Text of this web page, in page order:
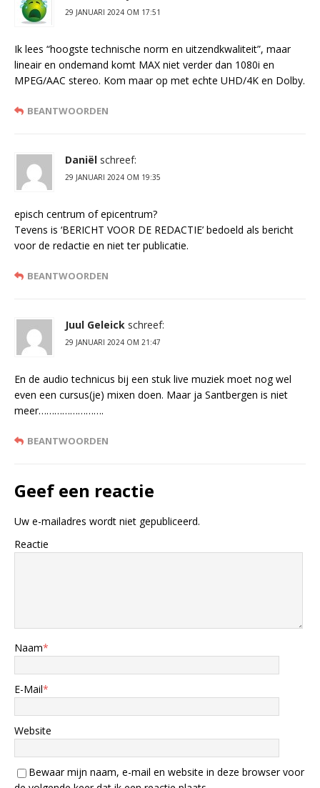
29 JANUARI 2024 OM 17:51
Ik lees “hoogste technische norm en uitzendkwaliteit”, maar
lineair en ondemand komt MAX niet verder dan 1080i en
MPEG/AAC stereo. Kom maar op met echte UHD/4K en Dolby.
BEANTWOORDEN
Daniël schreef:
29 JANUARI 2024 OM 19:35
episch centrum of epicentrum?
Tevens is ‘BERICHT VOOR DE REDACTIE’ bedoeld als bericht
voor de redactie en niet ter publicatie.
BEANTWOORDEN
Juul Geleick schreef:
29 JANUARI 2024 OM 21:47
En de audio technicus bij een stuk live muziek moet nog wel
even een cursus(je) mixen doen. Maar ja Santbergen is niet
meer…………………….
BEANTWOORDEN
Geef een reactie
Uw e-mailadres wordt niet gepubliceerd.
Reactie
Naam*
E-Mail*
Website
Bewaar mijn naam, e-mail en website in deze browser voor